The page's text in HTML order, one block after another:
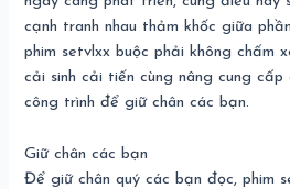
cạnh tranh nhau thảm khốc giữa
phim setvlxx buộc phải không chấm
cải sinh cải tiến cùng nâng cung
công trình để giữ chân các bạn.
Giữ chân các bạn
Để giữ chân quý các bạn đọc, phim